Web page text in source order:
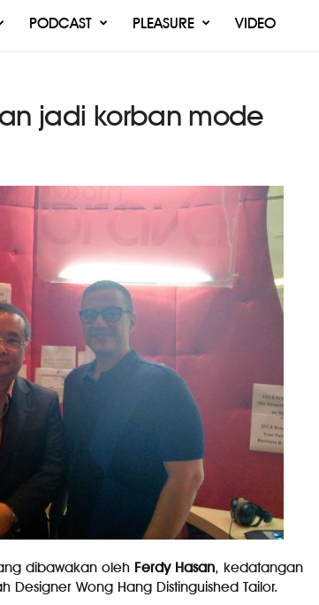
PODCAST PLEASURE VIDEO
jadi korban mode
dibawakan oleh Ferdy Hasan, kedatangan
Designer Wong Hang Distinguished Tailor.